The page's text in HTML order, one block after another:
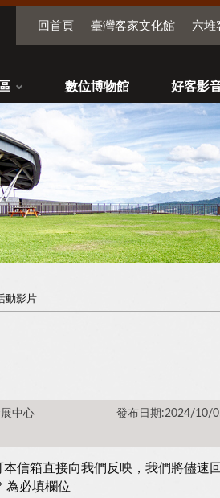
回首頁 臺灣客家文化館 六堆
數位博物館 好客影
動影片
中心 發布日期:2024/10/
信箱直接向我們反映，我們將儘速
為必填欄位